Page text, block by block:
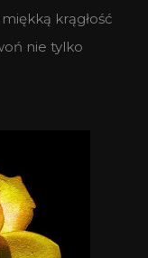
krągłość
nie tylko